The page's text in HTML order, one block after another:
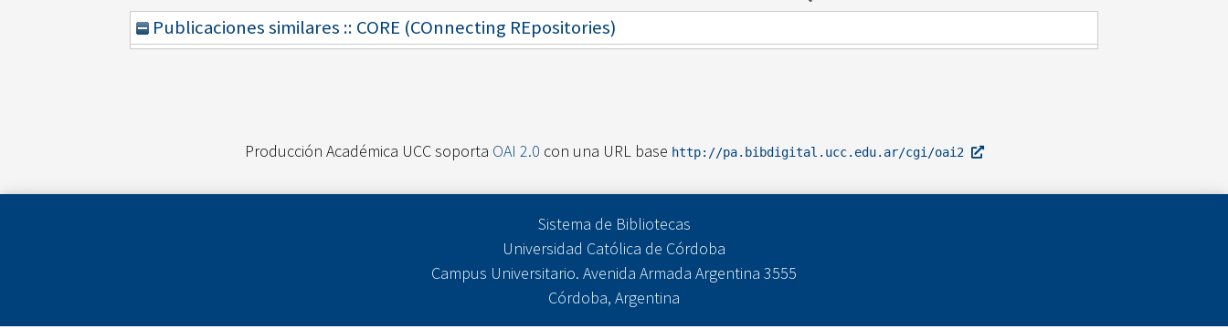
Publicaciones similares :: CORE (COnnecting REpositories)
Producción Académica UCC soporta OAI 2.0 con una URL base http://pa.bibdigital.ucc.edu.ar/cgi/oai2
Sistema de Bibliotecas
Universidad Católica de Córdoba
Campus Universitario. Avenida Armada Argentina 3555
Córdoba, Argentina